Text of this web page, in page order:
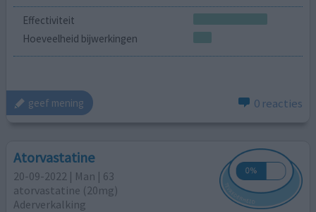
Effectiviteit
Hoeveelheid bijwerkingen
geef mening 0 reacties
Atorvastatine
20-09-2022 | Man | 63
atorvastatine (20mg)
Aderverkalking